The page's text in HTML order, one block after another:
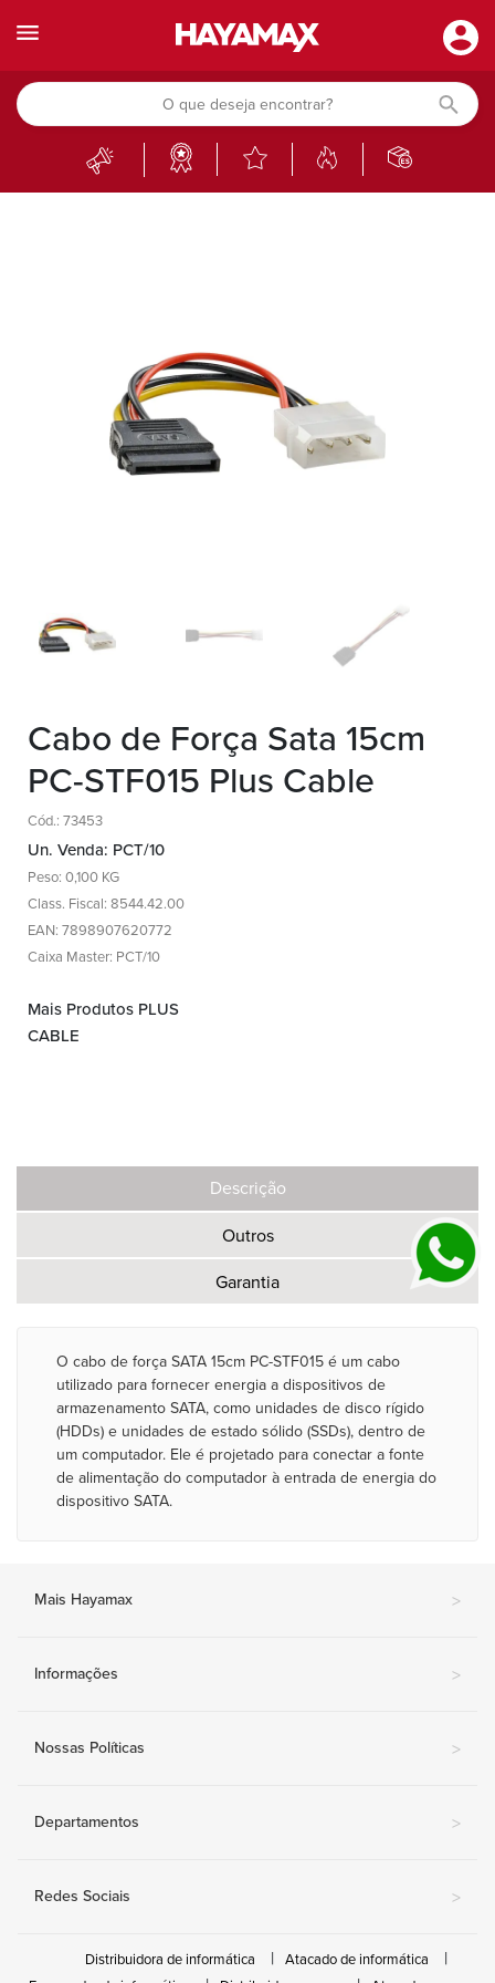
Cabo de Força Sata 15cm
PC-STF015 Plus Cable
Cód.: 73453
Un. Venda: PCT/10
Peso: 0,100 KG
Class. Fiscal: 8544.42.00
EAN: 7898907620772
Caixa Master: PCT/10
Mais Produtos PLUS
CABLE
Descrição
Outros
Garantia
O cabo de força SATA 15cm PC-STF015 é um cabo
utilizado para fornecer energia a dispositivos de
armazenamento SATA, como unidades de disco rígido
(HDDs) e unidades de estado sólido (SSDs), dentro de
um computador. Ele é projetado para conectar a fonte
de alimentação do computador à entrada de energia do
dispositivo SATA.
Mais Hayamax >
Informações >
Nossas Políticas >
Departamentos >
Redes Sociais >
Distribuidora de informática
Atacado de informática